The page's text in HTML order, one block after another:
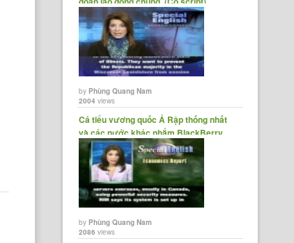
byPhùng Quang Nam
2004 views
Cá tiểu vương quốc Ả Rập thống nhất
và các nước khác nhắm BlackBerry
làm mục......
byPhùng Quang Nam
2086 views